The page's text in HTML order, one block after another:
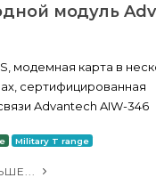
модуль
модемная карта в
сертифицированная
Advantech AIW-346
Military T range